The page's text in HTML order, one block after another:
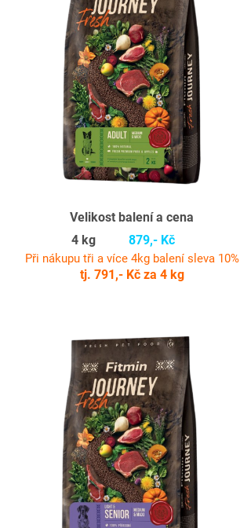
Velikost balení a cena
4 kg
879,- Kč
Při nákupu tři a více 4kg balení sleva 10%
tj. 791,- Kč za 4 kg